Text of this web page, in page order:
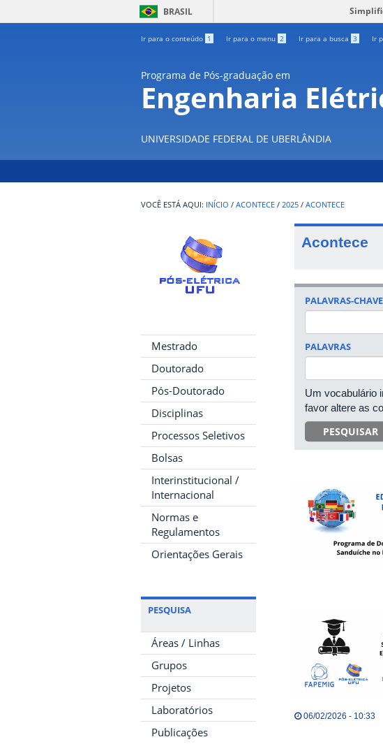
BRASIL
Ir para o conteúdo 1 Ir para o menu 2 Ir para a busca 3 Ir
Programa de Pós-graduação em
Engenharia
UNIVERSIDADE FEDERAL DE UBERLÂNDIA
INÍCIO / ACONTECE / 2025 / ACONTECE
Mestrado
Doutorado
Pós-Doutorado
Disciplinas
Processos Seletivos
Bolsas
Interinstitucional /
Internacional
Normas e
Regulamentos
Orientações Gerais
PESQUISA
Áreas / Linhas
Grupos
Projetos
Laboratórios
Publicações
Acontece
PALAVRAS-CHAVE
PALAVRAS
Um vocabulário
favor altere as
PESQUISAR
06/02/2026 - 10:33